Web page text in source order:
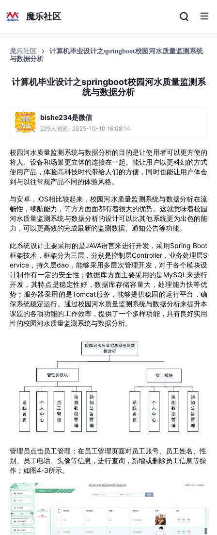
魔乐社区
魔乐社区
计算机毕业设计之springboot校园河水质量监测系统
与数据分析
计算机毕业设计之springboot校园河水质量监测系
统与数据分析
bishe234是微信
229人浏览 · 2025-10-10 16:08:14
校园河水质量监测系统与数据分析的目的是让使用者可以更方便的
将人、设备和场景更立体的连接在一起。能让用户以更科幻的方式
使用产品，体验高科技时代带给人们的方便，同时也能让用户体会
到与以往常规产品不同的体验风格。
与安卓， iOS相比较起来，校园河水质量监测系统与数据分析在流
畅性，续航能力，等方方面面都有着很大的优势。这就意味着校园
河水质量监测系统与数据分析的设计可以比其他系统更为出色的能
力，可以更高效的完成最新的监测数据、通知公告等功能。
此系统设计主要采用的是JAVA语言来进行开发，采用Spring Boot
框架技术，框架分为三层，分别是控制层Controller ，业务处理层S
ervice ，持久层dao ，能够采用多层次管理开发，对于各个模块设
计制作有一定的安全性；数据库方面主要采用的是MySQL 来进行
开发，其特点是稳定性好，数据库存储容量大，处理能力快等优
势；服务器采用的是Tomcat服务，能够提供稳固的运行平台，确
保系统稳定运行。通过校园河水质量监测系统与数据分析来提升本
课题的各项功能的工作效率，提供了一个多样功能，具有良好实用
性的校园河水质量监测系统与数据分析。
管理员点击员工管理 ；在员工管理页面对员工账号、员工姓名、性
别、员工电话、头像等信息， 进行查询，新增或删除员工信息等操
作 ； 如图4-3所示。